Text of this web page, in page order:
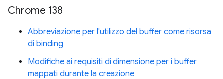
Chrome 138
Abbreviazione per l'utilizzo del buffer come risorsa
di binding
Modifiche ai requisiti di dimensione per i buffer
mappati durante la creazione